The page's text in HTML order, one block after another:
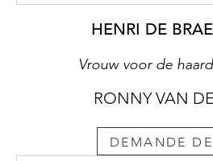
HENRI DE
Vrouw voor de
RONNY VAN
DEMANDE